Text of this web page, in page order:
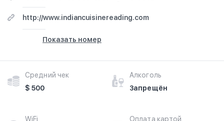
http://www.indiancuisinereading.com
Показать номер
Средний чек
$ 500
Алкоголь
Запрещён
WiFi
Оплата картой